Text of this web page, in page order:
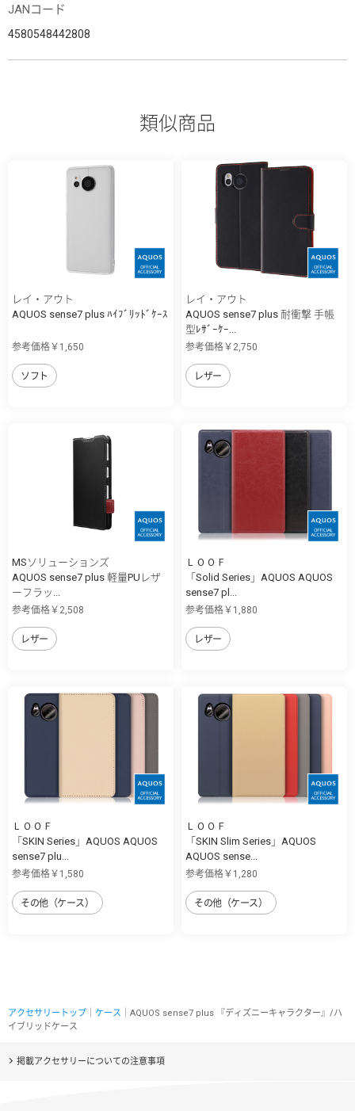
JANコード
4580548442808
類似商品
レイ・アウト
AQUOS sense7 plus ﾊｲﾌﾞﾘｯﾄﾞｹｰｽ
参考価格￥1,650
ソフト
レイ・アウト
AQUOS sense7 plus 耐衝撃 手帳
型ﾚｻﾞｰｹｰ...
参考価格￥2,750
レザー
MSソリューションズ
AQUOS sense7 plus 軽量PUレザ
ーフラッ...
参考価格￥2,508
レザー
ＬＯＯＦ
「Solid Series」AQUOS AQUOS
sense7 pl...
参考価格￥1,880
レザー
ＬＯＯＦ
「SKIN Series」AQUOS AQUOS
sense7 plu...
参考価格￥1,580
その他（ケース）
ＬＯＯＦ
「SKIN Slim Series」AQUOS
AQUOS sense...
参考価格￥1,280
その他（ケース）
アクセサリートップ ケース ｜AQUOS sense7 plus 『ディズニーキャラクター』/ハ
イブリッドケース
掲載アクセサリーについての注意事項